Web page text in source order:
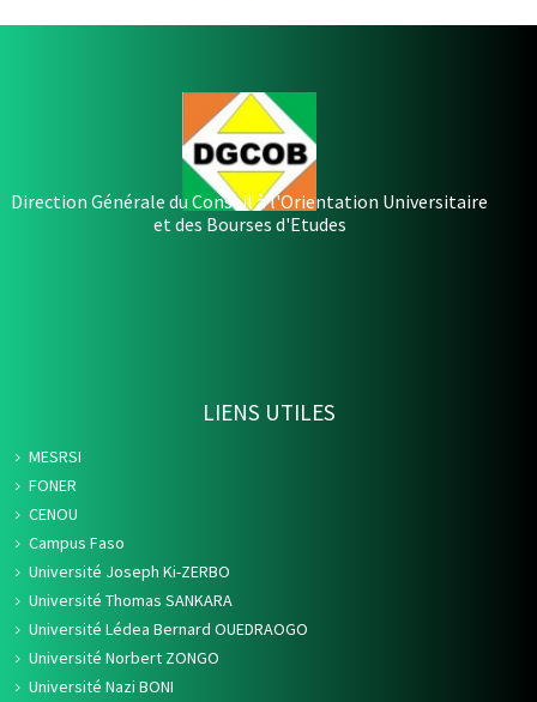
Direction Générale du Conseil à l'Orientation Universitaire
et des Bourses d'Etudes
LIENS UTILES
MESRSI
FONER
CENOU
Campus Faso
Université Joseph Ki-ZERBO
Université Thomas SANKARA
Université Lédea Bernard OUEDRAOGO
Université Norbert ZONGO
Université Nazi BONI